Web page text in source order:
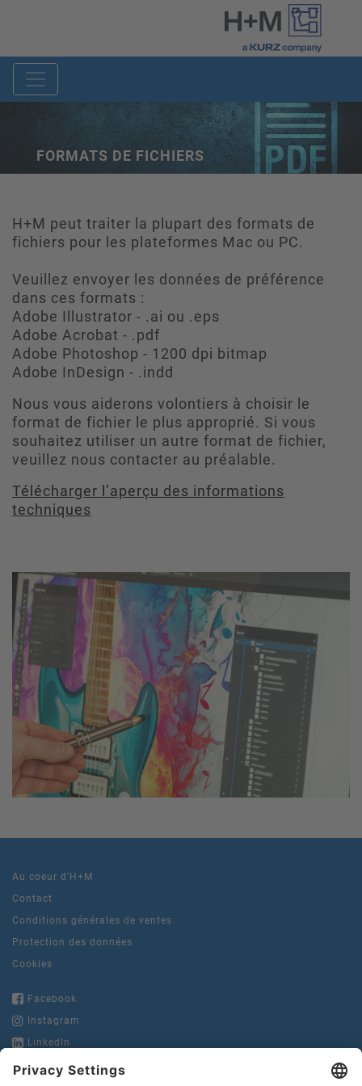
FORMATS DE FICHIERS
H+M peut traiter la plupart des formats de
fichiers pour les plateformes Mac ou PC.
Veuillez envoyer les données de préférence
dans ces formats :
Adobe Illustrator - .ai ou .eps
Adobe Acrobat - .pdf
Adobe Photoshop - 1200 dpi bitmap
Adobe InDesign - .indd
Nous vous aiderons volontiers à choisir le
format de fichier le plus approprié. Si vous
souhaitez utiliser un autre format de fichier,
veuillez nous contacter au préalable.
Télécharger l’aperçu des informations
techniques
Au coeur d’H+M
Contact
Conditions générales de ventes
Protection des données
Cookies
Facebook
Instagram
LinkedIn
YouTube